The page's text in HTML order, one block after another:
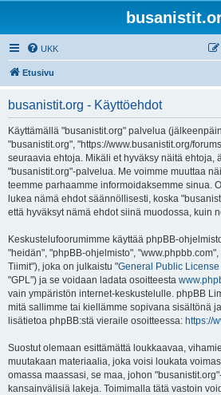
UKK
Etusivu
busanistit.org - Käyttöehdot
Käyttämällä "busanistit.org" palvelua
"busanistit.org", "https://www.busanistit.org/
seuraavia ehtoja. Mikäli et hyväksy näitä ehtoja,
"busanistit.org"-palvelua. Me voimme muuttaa
teemme parhaamme informoidaksemme sinua.
lukea nämä ehdot säännöllisesti, koska
että hyväksyt nämä ehdot siinä muodossa, kuin
Keskustelufoorumimme käyttää phpBB-
"heidän", "phpBB-ohjelmisto",
Tiimit"), joka on julkaistu "General Public License
"GPL") ja se voidaan ladata osoitteesta
vain ympäristön internet-keskustelulle. phpBB
mitä sallimme tai kiellämme sopivana sisältönä
lisätietoa phpBB:stä vieraile osoitteessa: https://
Suostut olemaan esittämättä loukkaavaa,
muutakaan materiaalia, joka voisi loukata
omassa maassasi, se maa, johon
kansainvälisiä lakeja. Toimimalla tätä vastoin